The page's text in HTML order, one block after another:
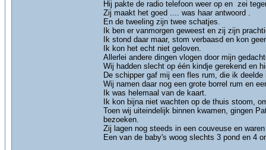
Hij pakte de radio telefoon weer op en zei
Zij maakt het goed .... was haar antwoord .
En de tweeling zijn twee schatjes.
Ik ben er vanmorgen geweest en zij zijn
Ik stond daar maar, stom verbaasd en kon
Ik kon het echt niet geloven.
Allerlei andere dingen vlogen door mijn
Wij hadden slecht op één kindje gerekend en
De schipper gaf mij een fles rum, die ik
Wij namen daar nog een grote borrel rum en
Ik was helemaal van de kaart.
Ik kon bijna niet wachten op de thuis stoom,
Toen wij uiteindelijk binnen kwamen, gingen
bezoeken.
Zij lagen nog steeds in een couveuse en
Een van de baby's woog slechts 3 pond en 4